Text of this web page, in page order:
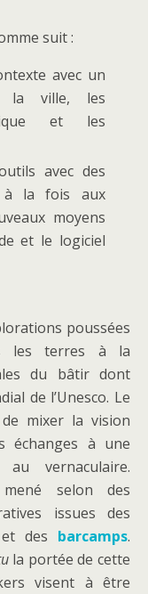
suit :
avec un
la ville, les
et les
avec des
à la fois aux
moyens
et le logiciel
poussées
les terres à la
du bâtir dont
de l’Unesco. Le
mixer la vision
échanges à une
vernaculaire.
selon des
issues des
des barcamps.
la portée de cette
visent à être